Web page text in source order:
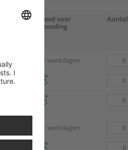
Gereed voor
verzending
Aantal
ca. 1 werkdagen
ca. 1 werkdagen